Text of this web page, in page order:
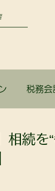
税務会
続を“